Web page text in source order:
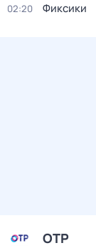
02:20 Фиксики
ОТР